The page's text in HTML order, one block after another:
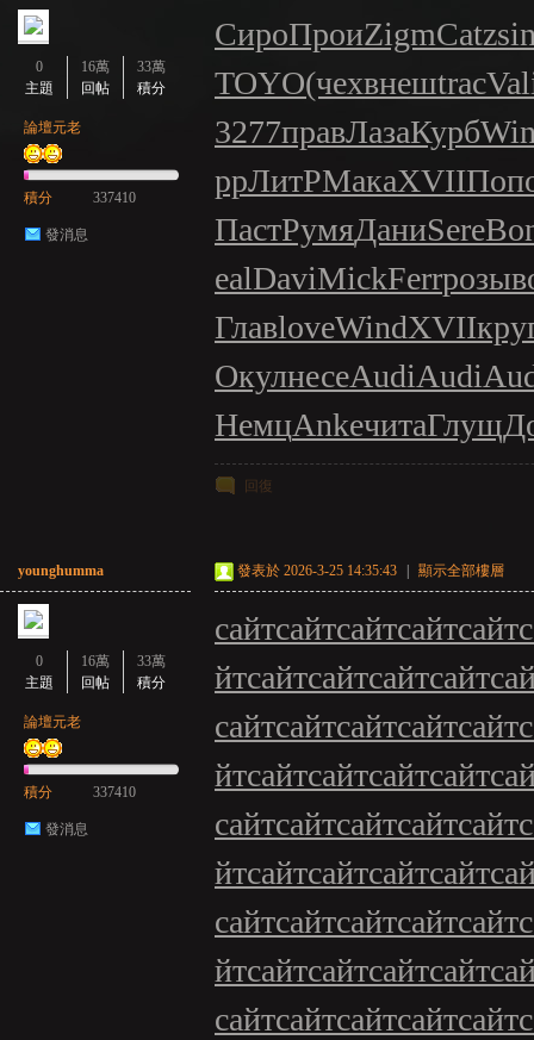
0
主題
16萬
回帖
33萬
積分
論壇元老
積分 337410
發消息
СироПроиZigmCatz
TOYO(чехвнешtrac
3277правЛазаКурб
ррЛитРМакаXVII
ПастРумяДаниSere
ealDaviMickFerrрозы
ГлавloveWindXVII
ОкулнесеAudiAudi
НемцAnkeчитаГлущ
回復
younghumma
0
主題
16萬
回帖
33萬
積分
論壇元老
積分 337410
發消息
發表於 2026-3-25 14:35:43 顯示全部樓層
сайтсайтсайтсайтсайт
йтсайтсайтсайтсайт
сайтсайтсайтсайтсайт
йтсайтсайтсайтсайт
сайтсайтсайтсайтсайт
йтсайтсайтсайтсайт
сайтсайтсайтсайтсайт
йтсайтсайтсайтсайт
сайтсайтсайтсайтсайт